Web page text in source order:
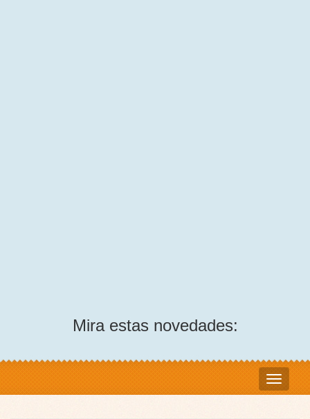
Mira estas novedades: